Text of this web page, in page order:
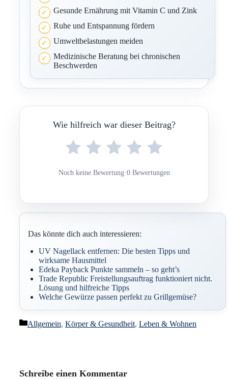
Gesunde Ernährung mit Vitamin C und Zink
Ruhe und Entspannung fördern
Umweltbelastungen meiden
Medizinische Beratung bei chronischen
Beschwerden
Wie hilfreich war dieser Beitrag?
Noch keine Bewertung·0 Bewertungen
Das könnte dich auch interessieren:
UV Nagellack entfernen: Die besten Tipps und
wirksame Hausmittel
Edeka Payback Punkte sammeln – so geht’s
Trade Republic Freistellungsauftrag funktioniert nicht.
Lösung und hilfreiche Tipps
Welche Gewürze passen perfekt zu Grillgemüse?
Kategorien
Allgemein, Körper & Gesundheit, Leben & Wohnen
Schreibe einen Kommentar